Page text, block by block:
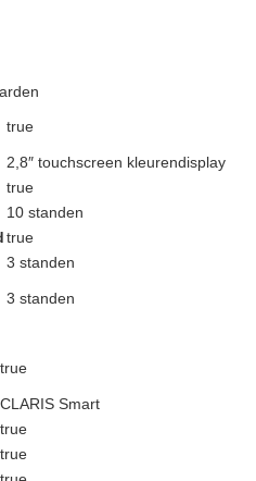
true
2,8″ touchscreen kleurendisplay
true
10 standen
true
3 standen
3 standen
true
CLARIS Smart
true
true